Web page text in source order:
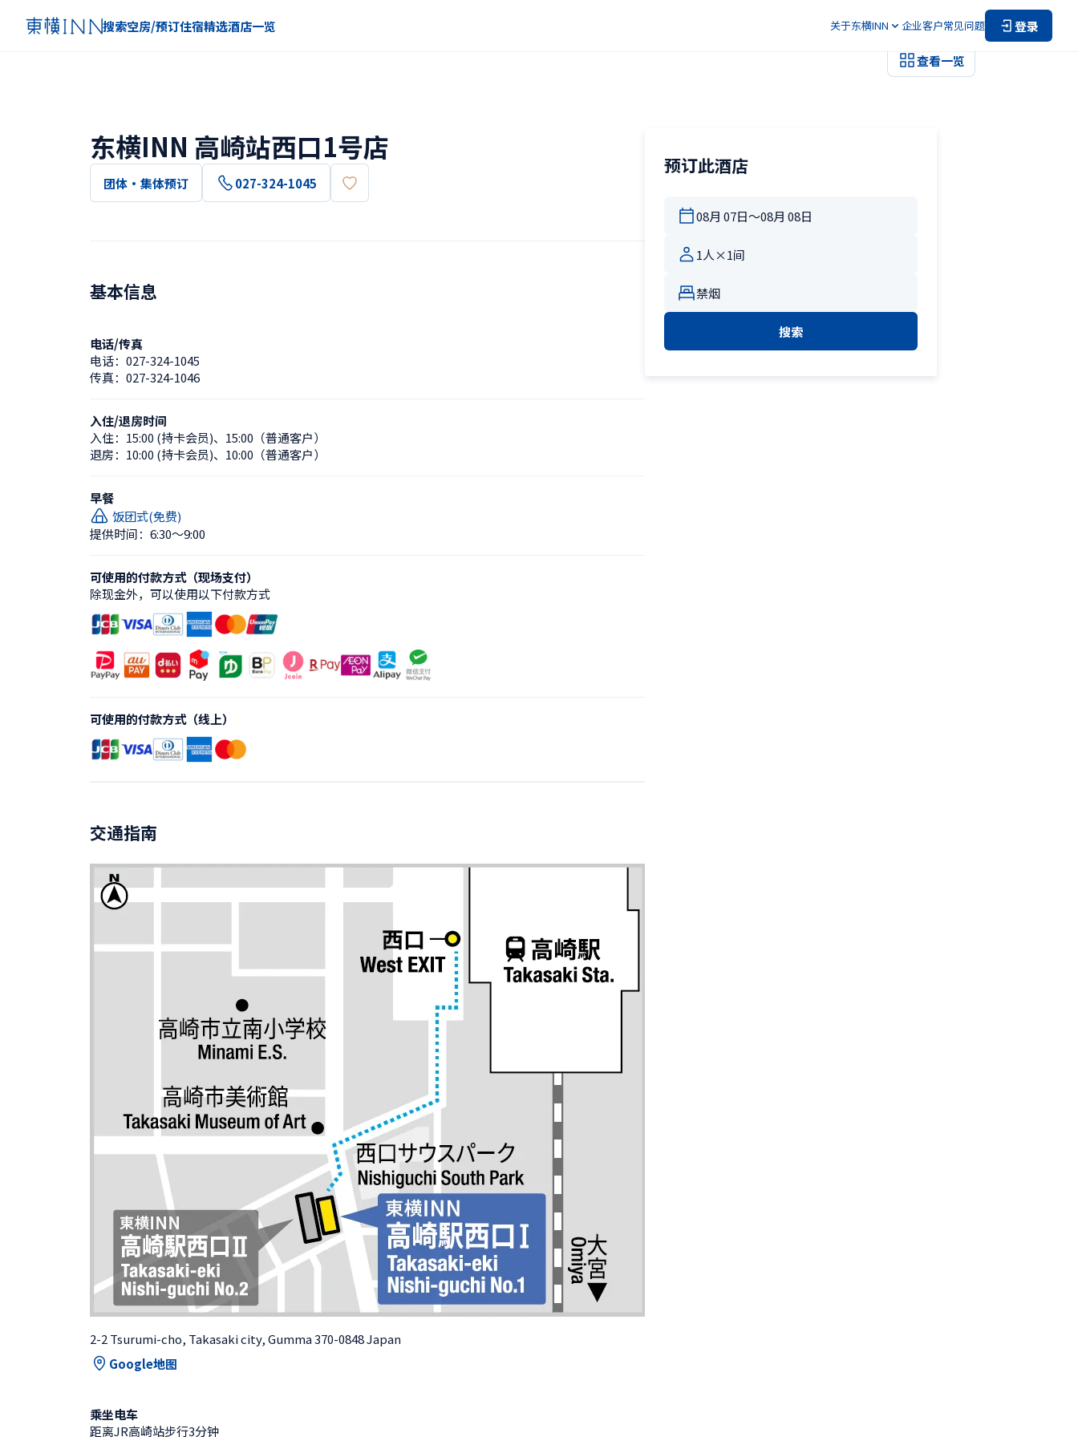
搜索空房/预订住宿精选酒店一览 关于东横INN 企业客户常见问题 登录
查看一览
东横INN 高崎站西口1号店
团体・集体预订 027-324-1045
基本信息
电话/传真
电话： 027-324-1045
传真： 027-324-1046
入住/退房时间
入住： 15:00 (持卡会员)、 15:00（普通客户）
退房： 10:00 (持卡会员)、 10:00（普通客户）
早餐
饭团式(免费)
提供时间：6:30〜9:00
可使用的付款方式（现场支付）
除现金外，可以使用以下付款方式
可使用的付款方式（线上）
交通指南
2-2 Tsurumi-cho, Takasaki city, Gumma 370-0848 Japan
Google地图
乘坐电车
距离JR高崎站步行3分钟
预订此酒店
搜索